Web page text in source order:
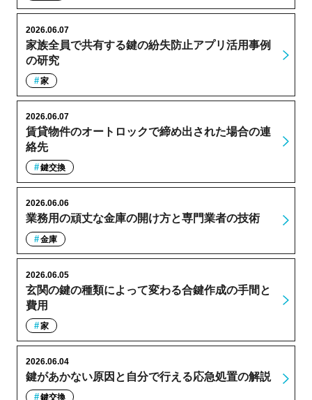
家族全員で共有する鍵の紛失防止アプリ活用事例
の研究
2026.06.07
家
賃貸物件のオートロックで締め出された場合の連
絡先
2026.06.07
鍵交換
業務用の頑丈な金庫の開け方と専門業者の技術
2026.06.06
金庫
玄関の鍵の種類によって変わる合鍵作成の手間と
費用
2026.06.05
家
鍵があかない原因と自分で行える応急処置の解説
2026.06.04
鍵交換